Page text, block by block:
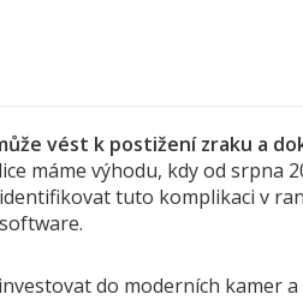
vést k postižení zraku a
máme výhodu, kdy od srpna
tuto komplikaci v
do moderních kamer